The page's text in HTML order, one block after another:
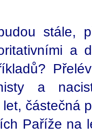
stále,
a
a
částečná
Paříže na